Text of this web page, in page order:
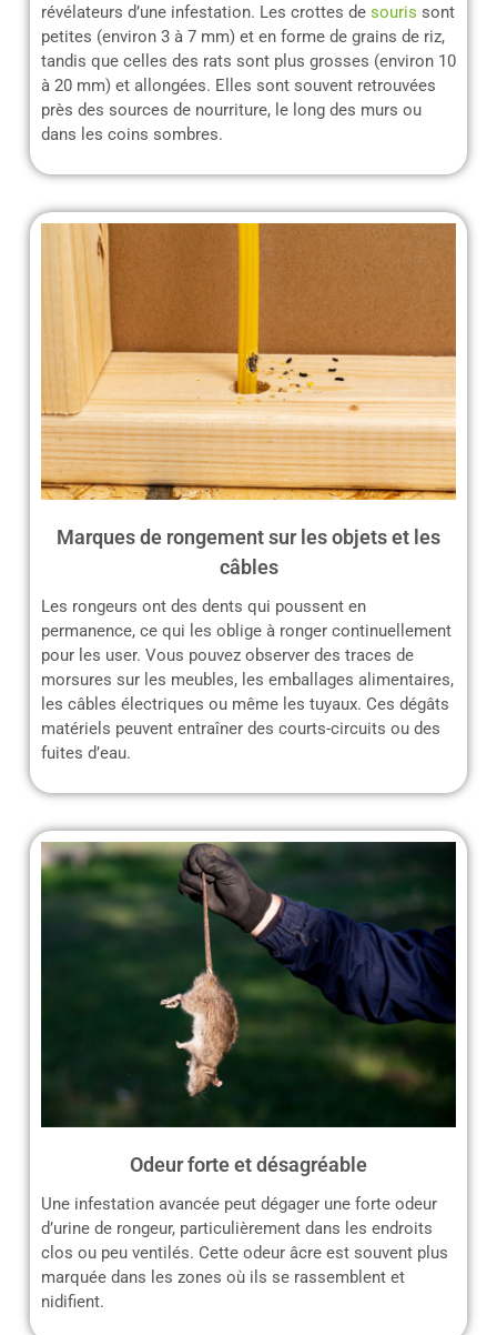
révélateurs d’une infestation. Les crottes de souris sont
petites (environ 3 à 7 mm) et en forme de grains de riz,
tandis que celles des rats sont plus grosses (environ 10
à 20 mm) et allongées. Elles sont souvent retrouvées
près des sources de nourriture, le long des murs ou
dans les coins sombres.
Marques de rongement sur les objets et les
câbles
Les rongeurs ont des dents qui poussent en
permanence, ce qui les oblige à ronger continuellement
pour les user. Vous pouvez observer des traces de
morsures sur les meubles, les emballages alimentaires,
les câbles électriques ou même les tuyaux. Ces dégâts
matériels peuvent entraîner des courts-circuits ou des
fuites d’eau.
Odeur forte et désagréable
Une infestation avancée peut dégager une forte odeur
d’urine de rongeur, particulièrement dans les endroits
clos ou peu ventilés. Cette odeur âcre est souvent plus
marquée dans les zones où ils se rassemblent et
nidifient.